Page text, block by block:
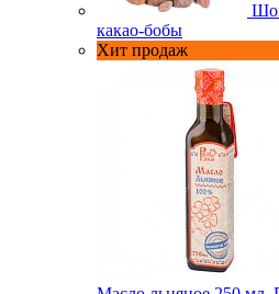
какао-бобы
Хит продаж